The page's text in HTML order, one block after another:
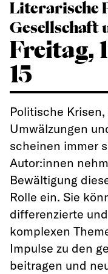
Literarische
Gesellschaft
Freitag,
15
Politische
Umwälzungen
scheinen immer
Autor:innen
Bewältigung
Rolle ein. Sie
differenzierte
komplexen
Impulse zu den
beitragen und